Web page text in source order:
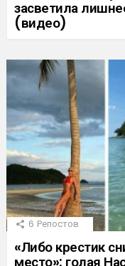
засветила
(видео)
6 Репостов
«Либо крестик